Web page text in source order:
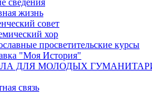
жизнь
совет
хор
просветительские курсы
"Моя История"
ДЛЯ МОЛОДЫХ
связь